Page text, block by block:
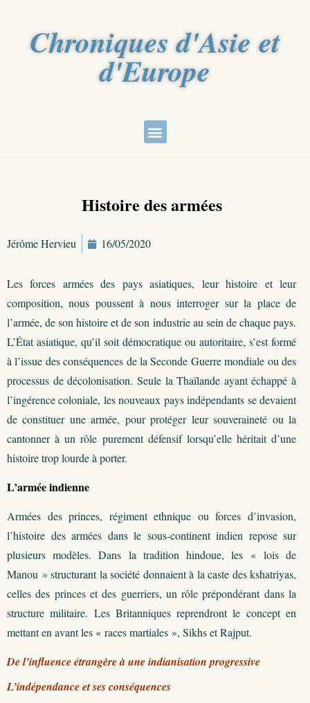
Chroniques d'Asie et
d'Europe
Histoire des armées
Jérôme Hervieu 16/05/2020
Les forces armées des pays asiatiques, leur histoire et leur
composition, nous poussent à nous interroger sur la place de
l’armée, de son histoire et de son industrie au sein de chaque pays.
L’État asiatique, qu’il soit démocratique ou autoritaire, s’est formé
à l’issue des conséquences de la Seconde Guerre mondiale ou des
processus de décolonisation. Seule la Thaïlande ayant échappé à
l’ingérence coloniale, les nouveaux pays indépendants se devaient
de constituer une armée, pour protéger leur souveraineté ou la
cantonner à un rôle purement défensif lorsqu’elle héritait d’une
histoire trop lourde à porter.
L’armée indienne
Armées des princes, régiment ethnique ou forces d’invasion,
l’histoire des armées dans le sous-continent indien repose sur
plusieurs modèles. Dans la tradition hindoue, les « lois de
Manou » structurant la société donnaient à la caste des kshatriyas,
celles des princes et des guerriers, un rôle prépondérant dans la
structure militaire. Les Britanniques reprendront le concept en
mettant en avant les « races martiales », Sikhs et Rajput.
De l’influence étrangère à une indianisation progressive
L’indépendance et ses conséquences